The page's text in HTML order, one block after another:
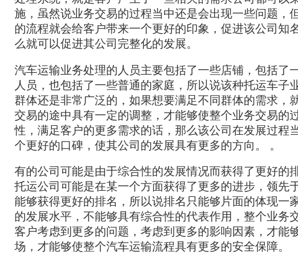
施，虽然说业务交易的过程当中还是会出现一些问题，
的流程就会给客户带来一个更好的印象，促进该公司知
么就可以促进其公司完整化的发展。
汽车运输业务处理的人员主要包括了一些店铺，包括了
人员，也包括了一些普通的家庭，所以说该种托运车子
群体还是非常广泛的，如果想要满足不同群体的需求，
交易的途中具有一定的调整，才能够使整个业务交易的
性，满足客户的更多需求的话，那么该公司在发展过程
个更好的口碑，使其公司的发展具有更多的方向。 。
有的公司可能是由于综合性的发展情况而获得了更好的
托运公司可能是在某一个方面获得了更多的进步，领先
能够获得更好的排名，所以说排名只能够片面的体现一
的发展水平，不能够具有综合性的代表作用，整个业务
客户考虑到更多的问题，考虑到更多的影响因素，才能
场，才能够使整个汽车运输流程具有更多的安全保障。